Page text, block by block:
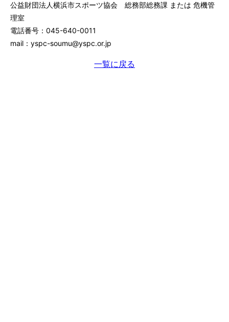
公益財団法人横浜市スポーツ協会 総務部総務課 または 危機管
理室
電話番号：045-640-0011
mail：yspc-soumu@yspc.or.jp
一覧に戻る